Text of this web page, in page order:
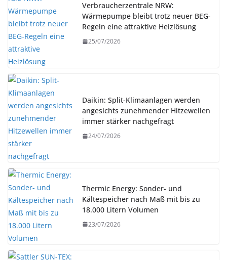
Verbraucherzentrale NRW:
Wärmepumpe bleibt trotz neuer BEG-
Regeln eine attraktive Heizlösung
25/07/2026
Daikin: Split-Klimaanlagen werden
angesichts zunehmender Hitzewellen
immer stärker nachgefragt
24/07/2026
Thermic Energy: Sonder- und
Kältespeicher nach Maß mit bis zu
18.000 Litern Volumen
23/07/2026